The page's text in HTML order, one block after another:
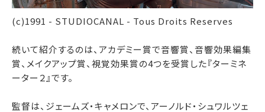
(c)1991 - STUDIOCANAL - Tous Droits Reserves
続いて紹介するのは、アカデミー賞で音響賞、音響効果編集
賞、メイクアップ賞、視覚効果賞の4つを受賞した『ターミネ
ーター２』です。
監督は、ジェームズ・キャメロンで、アーノルド・シュワルツェ